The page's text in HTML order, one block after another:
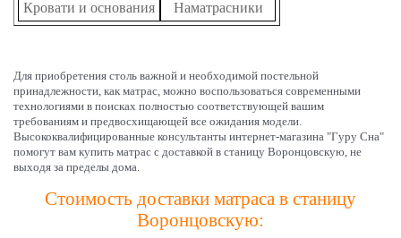
Кровати и основания Наматрасники
Для приобретения столь важной и необходимой постельной
принадлежности, как матрас, можно воспользоваться современными
технологиями в поисках полностью соответствующей вашим
требованиям и предвосхищающей все ожидания модели.
Высококвалифицированные консультанты интернет-магазина "Гуру Сна"
помогут вам купить матрас с доставкой в станицу Воронцовскую, не
выходя за пределы дома.
Стоимость доставки матраса в станицу
Воронцовскую: